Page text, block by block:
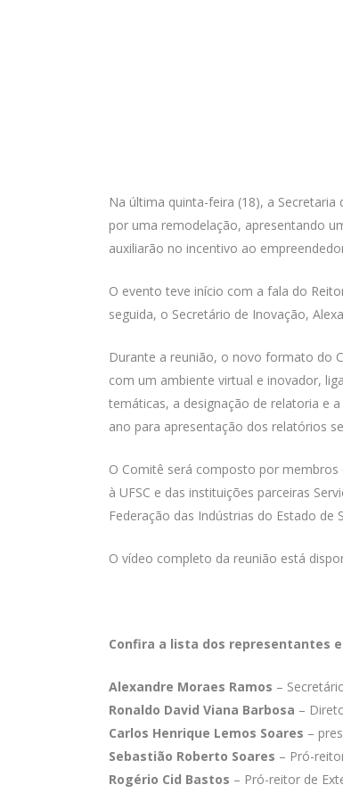
Na última quinta-feira (18), a
por uma remodelação, apresentando
auxiliarão no incentivo ao
O evento teve início com a fala do
seguida, o Secretário de Inovação,
Durante a reunião, o novo formato do
com um ambiente virtual e inovador,
temáticas, a designação de relatoria e
ano para apresentação dos relatórios
O Comitê será composto por membros
à UFSC e das instituições parceiras
Federação das Indústrias do Estado de
O vídeo completo da reunião está
Confira a lista dos representantes
Alexandre Moraes Ramos –
Ronaldo David Viana Barbosa –
Carlos Henrique Lemos Soares –
Sebastião Roberto Soares – Pró-
Rogério Cid Bastos – Pró-reitor de